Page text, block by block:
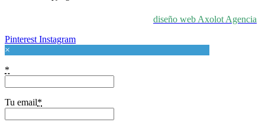
diseño web Axolot Agencia
Pinterest Instagram
×
*
Tu email*